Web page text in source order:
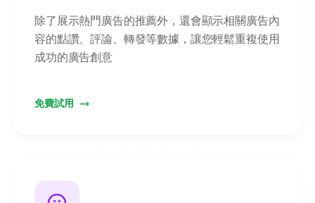
除了展示熱門廣告的推薦外，還會顯示相關廣告內
容的點讚、評論、轉發等數據，讓您輕鬆重複使用
成功的廣告創意
免費試用